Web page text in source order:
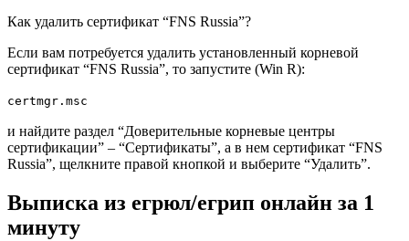
Как удалить сертификат “FNS Russia”?
Если вам потребуется удалить установленный корневой
сертификат “FNS Russia”, то запустите (Win R):
certmgr.msc
и найдите раздел “Доверительные корневые центры
сертификации” – “Сертификаты”, а в нем сертификат “FNS
Russia”, щелкните правой кнопкой и выберите “Удалить”.
Выписка из егрюл/егрип онлайн за 1
минуту